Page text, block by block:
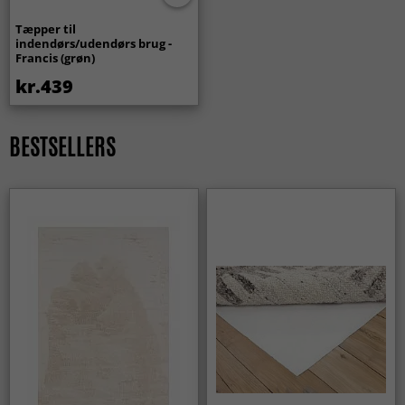
Tæpper til
indendørs/udendørs brug -
Francis (grøn)
kr.439
BESTSELLERS